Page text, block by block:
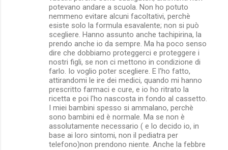
potevano andare a scuola. Non ho potuto
nemmeno evitare alcuni facoltativi, perchè
esiste solo la formula esavalente; non si può
scegliere. Hanno assunto anche tachipirina, la
prendo anche io da sempre. Ma ha poco senso
dire che dobbiamo proteggerci e proteggere i
nostri figli, se non ci mettono in condizione di
farlo. Io voglio poter scegliere. E l'ho fatto,
attirandomi le ire dei medici, quando mi hanno
prescritto farmaci e cure, e io ho ritrato la
ricetta e poi l'ho nascosta in fondo al cassetto.
I miei bambini spesso si ammalano, perchè
sono bambini ed è normale. Ma se non è
assolutamente necessario ( e lo decido io, in
base ai loro sintomi, non il pediatra per
telefono)non prendono niente. Anche la febbre